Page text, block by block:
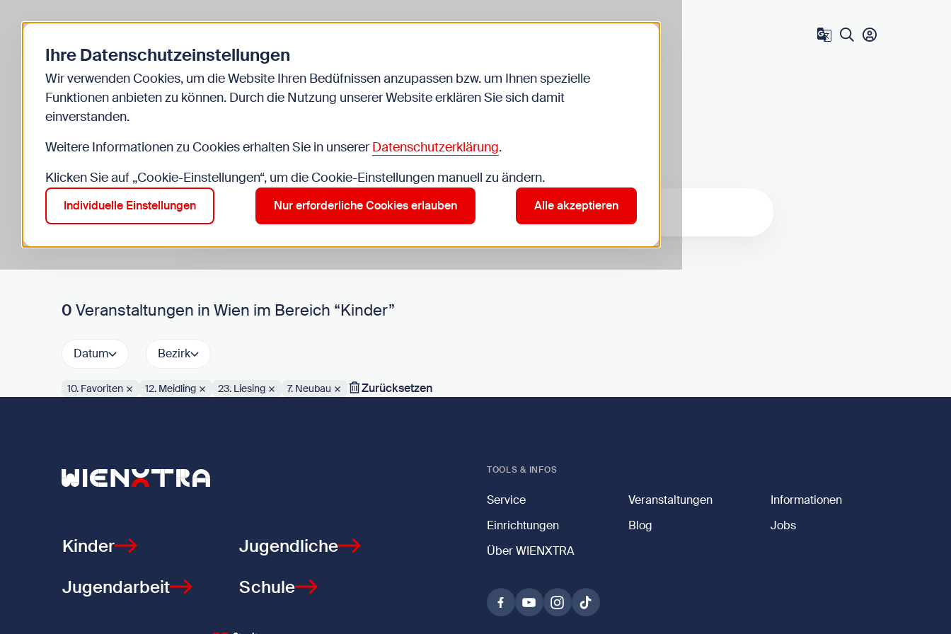
Zum Benutzer
Start Kinder Veranstaltungen
Veranstaltungen
Suche im Bereich “Kinder”
Suchen
0 Veranstaltungen in Wien im Bereich “Kinder”
Datum Bezirk
Aktive Filter:
10. Favoriten 12. Meidling 23. Liesing 7. Neubau Zurücksetzen
Zurück zur Startseite
Kinder
Jugendliche
Jugendarbeit
Schule
TOOLS & INFOS
Service Veranstaltungen
Informationen
Einrichtungen
Blog
Jobs
Über WIENXTRA
Ihre Datenschutzeinstellungen
Wir verwenden Cookies, um die Website Ihren Bedüfnissen anzupassen bzw. um Ihnen spezielle
Funktionen anbieten zu können. Durch die Nutzung unserer Website erklären Sie sich damit
einverstanden.
Weitere Informationen zu Cookies erhalten Sie in unsererDatenschutzerklärung.
Klicken Sie auf „Cookie-Einstellungen“, um die Cookie-Einstellungen manuell zu ändern.
Individuelle Einstellungen Nur erforderliche Cookies erlauben Alle akzeptieren